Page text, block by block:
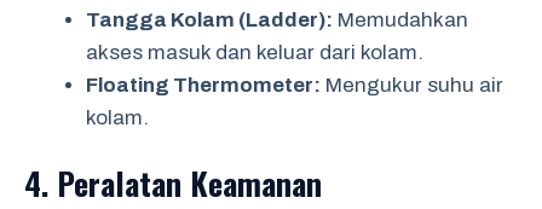
Tangga Kolam (Ladder): Memudahkan
akses masuk dan keluar dari kolam.
Floating Thermometer: Mengukur suhu air
kolam.
4. Peralatan Keamanan